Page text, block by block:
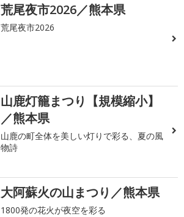
荒尾夜市2026／熊本県
荒尾夜市2026
山鹿灯籠まつり【規模縮小】
／熊本県
山鹿の町全体を美しい灯りで彩る、夏の風
物詩
大阿蘇火の山まつり／熊本県
1800発の花火が夜空を彩る